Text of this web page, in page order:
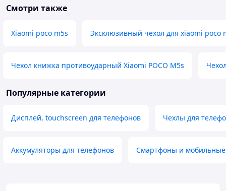
Смотри также
Xiaomi poco m5s Эксклюзивный чехол для xiaomi poco
Чехол книжка противоударный Xiaomi POCO M5s
Популярные категории
Дисплей, touchscreen для телефонов Чехлы для
Аккумуляторы для телефонов Смартфоны и